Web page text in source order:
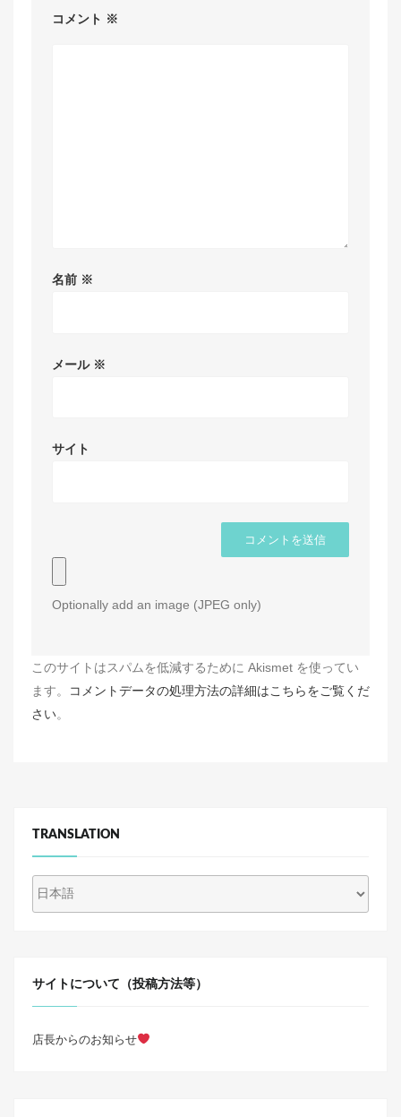
コメント ※
名前 ※
メール ※
サイト
Optionally add an image (JPEG only)
このサイトはスパムを低減するために Akismet を使ってい
ます。
コメントデータの処理方法の詳細はこちらをご覧くだ
さい。
TRANSLATION
サイトについて（投稿方法等）
店長からのお知らせ